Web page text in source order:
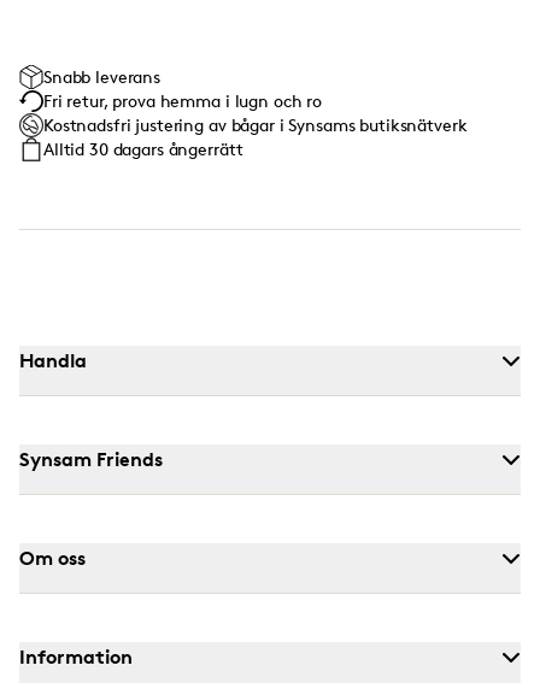
Snabb leverans
Fri retur, prova hemma i lugn och ro
Kostnadsfri justering av bågar i Synsams butiksnätverk
Alltid 30 dagars ångerrätt
Handla
Synsam Friends
Om oss
Information